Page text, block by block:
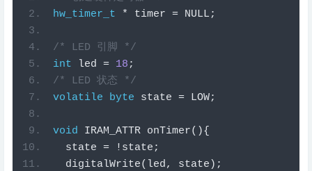
hw_timer_t
* timer = NULL ;
/* LED 引脚 */
int led = 18 ;
/* LED 状态 */
volatile
byte state = LOW;
void IRAM_ATTR onTimer(){
  state
= ! state ;
  digitalWrite
( led, state );